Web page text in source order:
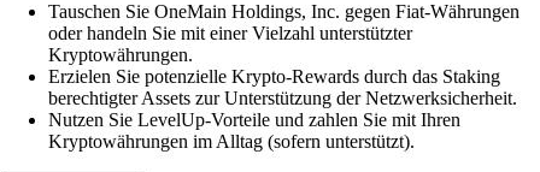
Tauschen Sie OneMain Holdings, Inc. gegen Fiat-Währungen
oder handeln Sie mit einer Vielzahl unterstützter
Kryptowährungen.
Erzielen Sie potenzielle Krypto-Rewards durch das Staking
berechtigter Assets zur Unterstützung der Netzwerksicherheit.
Nutzen Sie LevelUp-Vorteile und zahlen Sie mit Ihren
Kryptowährungen im Alltag (sofern unterstützt).